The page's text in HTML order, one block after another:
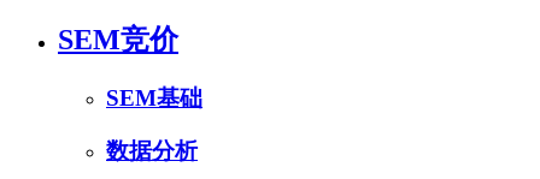
SEM竞价
SEM基础
数据分析